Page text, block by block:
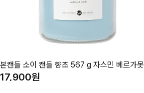
본캔들 소이 캔들 향초 567 g 자스민 베르가못
17,900